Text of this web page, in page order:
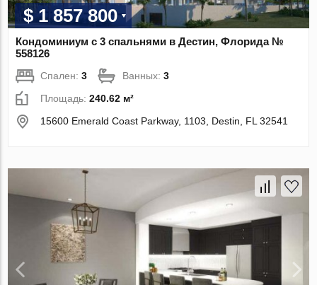
$ 1 857 800
Кондоминиум с 3 спальнями в Дестин, Флорида №
558126
Спален:3 Ванных:3
Площадь:240.62 м²
15600 Emerald Coast Parkway, 1103, Destin, FL 32541